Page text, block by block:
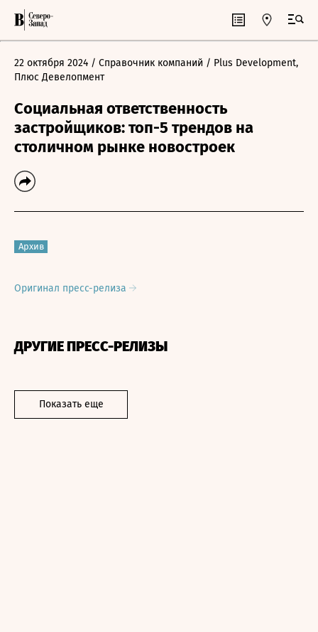
22 октября 2024 / Справочник компаний / Plus Development,
Плюс Девелопмент
Социальная ответственность
застройщиков: топ-5 трендов на
столичном рынке новостроек
Архив
Оригинал пресс-релиза
ДРУГИЕ ПРЕСС-РЕЛИЗЫ
Показать еще